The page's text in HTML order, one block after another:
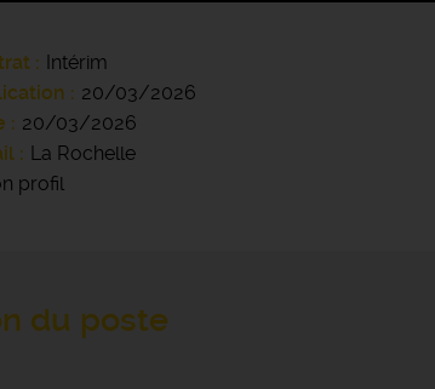
Intérim
20/03/2026
20/03/2026
La Rochelle
profil
du poste